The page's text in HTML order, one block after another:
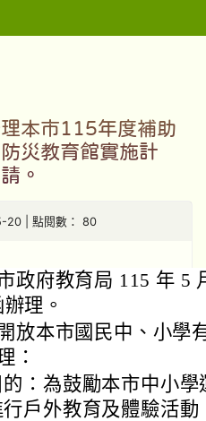
⏸
本市115年度補助
災教育館實施計
。
20 | 點閱數： 80
政府教育局 115 年 5
理。
放本市國民中、小學
：
：為鼓勵本市中小
戶外教育及體驗活